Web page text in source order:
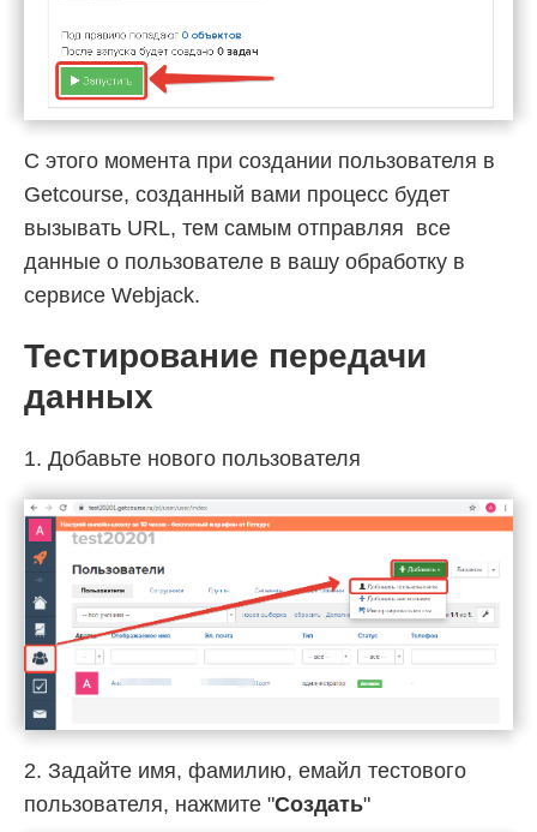
С этого момента при создании пользователя в
Getcourse, созданный вами процесс будет
вызывать URL, тем самым отправляя все
данные о пользователе в вашу обработку в
сервисе Webjack.
Тестирование передачи
данных
1. Добавьте нового пользователя
2. Задайте имя, фамилию, емайл тестового
пользователя, нажмите "Создать"